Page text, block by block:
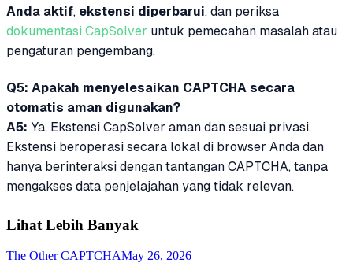
Anda aktif, ekstensi diperbarui, dan periksa
dokumentasi CapSolver untuk pemecahan masalah atau
pengaturan pengembang.
Q5: Apakah menyelesaikan CAPTCHA secara
otomatis aman digunakan?
A5: Ya. Ekstensi CapSolver aman dan sesuai privasi.
Ekstensi beroperasi secara lokal di browser Anda dan
hanya berinteraksi dengan tantangan CAPTCHA, tanpa
mengakses data penjelajahan yang tidak relevan.
Lihat Lebih Banyak
The Other CAPTCHAMay 26, 2026